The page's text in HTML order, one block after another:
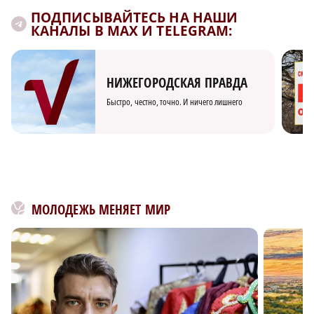
ПОДПИСЫВАЙТЕСЬ НА НАШИ
КАНАЛЫ В MAX И TELEGRAM:
НИЖЕГОРОДСКАЯ ПРАВДА
Быстро, честно, точно. И ничего лишнего
МОЛОДЕЖЬ МЕНЯЕТ МИР